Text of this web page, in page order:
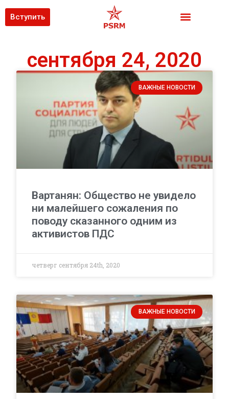
Вступить
сентября 24, 2020
ВАЖНЫЕ НОВОСТИ
Вартанян: Общество не увидело
ни малейшего сожаления по
поводу сказанного одним из
активистов ПДС
четверг сентября 24th, 2020
ВАЖНЫЕ НОВОСТИ